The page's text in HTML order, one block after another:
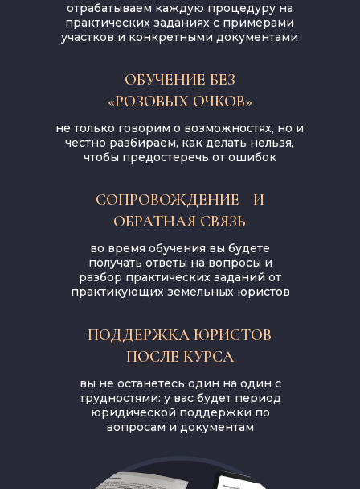
отрабатываем каждую процедуру на
практических заданиях с примерами
участков и конкретными документами
не только говорим о возможностях, но и
честно разбираем, как делать нельзя,
чтобы предостеречь от ошибок
ОБУЧЕНИЕ БЕЗ
«РОЗОВЫХ ОЧКОВ»
СОПРОВОЖДЕНИЕ И
ОБРАТНАЯ СВЯЗЬ
во время обучения вы будете
получать ответы на вопросы и
разбор практических заданий от
практикующих земельных юристов
ПОДДЕРЖКА ЮРИСТОВ
ПОСЛЕ КУРСА
вы не останетесь один на один с
трудностями: у вас будет период
юридической поддержки по
вопросам и документам